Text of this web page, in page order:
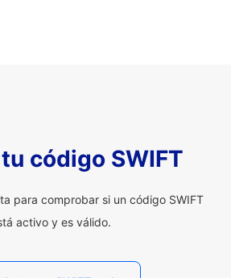
código SWIFT
para comprobar si un código SWIFT
activo y es válido.